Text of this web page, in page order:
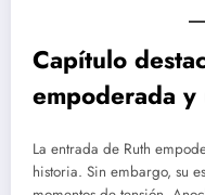
Capítulo
empoderada
La entrada de Ruth
historia. Sin embargo, su